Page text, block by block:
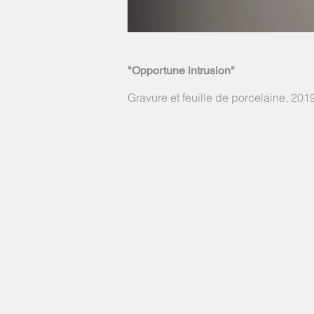
"Opportune intrusion"
Gravure et feuille de porcelaine,